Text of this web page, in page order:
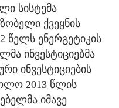
სისტემა
ქვეყნის
წელს ენერგეტიკის
ინვესტიციებმა
ინვესტიციების
2013 წლის
იმავე